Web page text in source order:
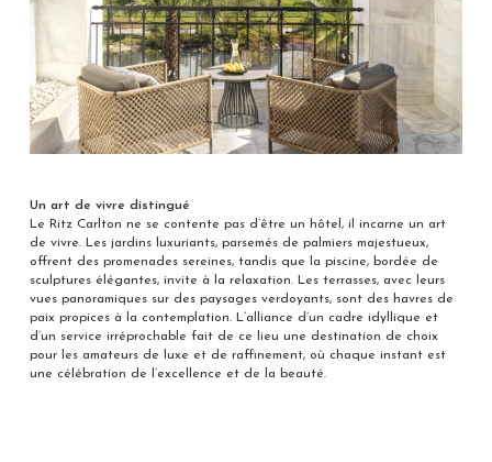
Un art de vivre distingué
Le Ritz Carlton ne se contente pas d’être un hôtel, il incarne un art
de vivre. Les jardins luxuriants, parsemés de palmiers majestueux,
offrent des promenades sereines, tandis que la piscine, bordée de
sculptures élégantes, invite à la relaxation. Les terrasses, avec leurs
vues panoramiques sur des paysages verdoyants, sont des havres de
paix propices à la contemplation. L’alliance d’un cadre idyllique et
d’un service irréprochable fait de ce lieu une destination de choix
pour les amateurs de luxe et de raffinement, où chaque instant est
une célébration de l’excellence et de la beauté.